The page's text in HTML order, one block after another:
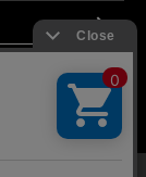
承諾する